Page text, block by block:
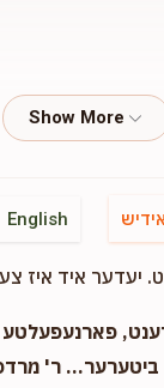
Bentzion Halbracht
Bentzion Halbracht
Bentzion Halbracht
English אידיש
יעדער איד איז
ר'